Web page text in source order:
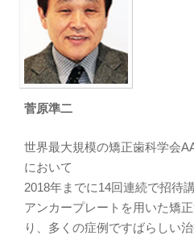
菅原準二
世界最大規模の矯正歯科学会
において
2018年までに14回連続で招待
アンカープレートを用いた矯
り、多くの症例ですばらしい